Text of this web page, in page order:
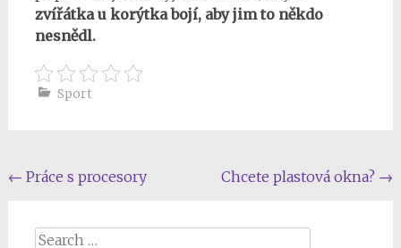
zvířátka u korýtka bojí, aby jim to někdo
nesnědl.
Sport
Post
← Práce s procesory Chcete plastová okna? →
Search